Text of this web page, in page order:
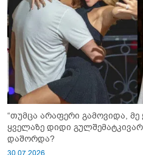
“თუმცა არაფერი გამოვიდა, მე
ყველაზე დიდი
დაშორდა?